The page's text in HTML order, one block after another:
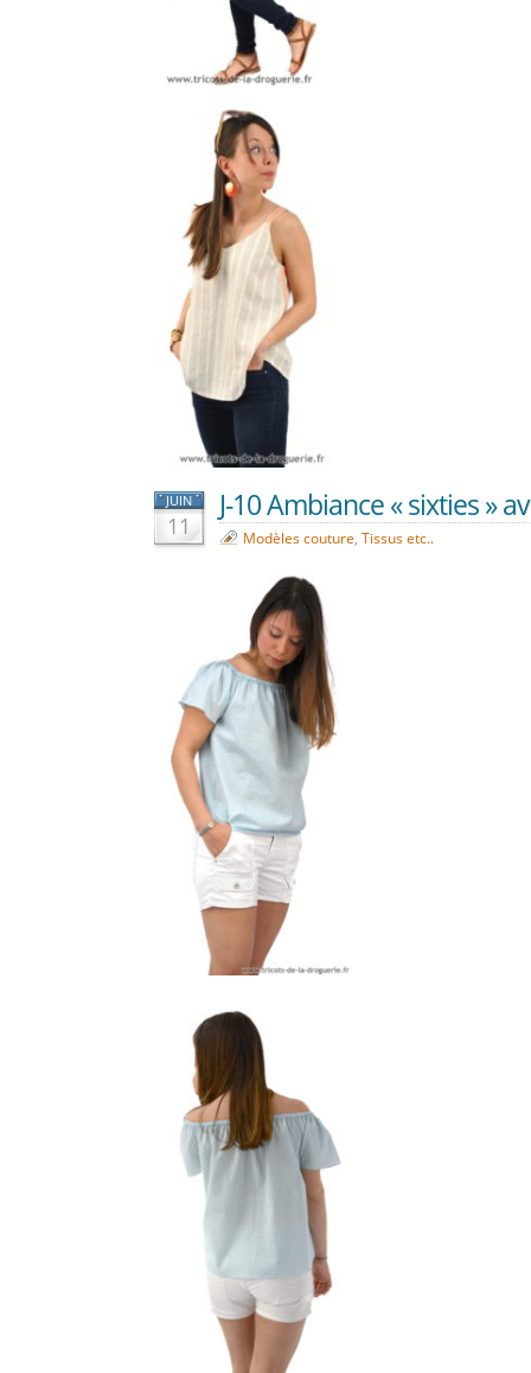
JUIN
11
J-10 Ambiance « sixties »
Modèles couture, Tissus etc..